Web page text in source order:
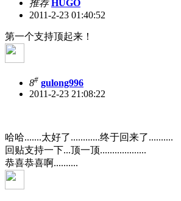
推荐HUGO
2011-2-23 01:40:52
第一个支持顶起来！
8# gulong996
2011-2-23 21:08:22
哈哈.......太好了............终于回来了..........
回贴支持一下...顶一顶...................
恭喜恭喜啊..........